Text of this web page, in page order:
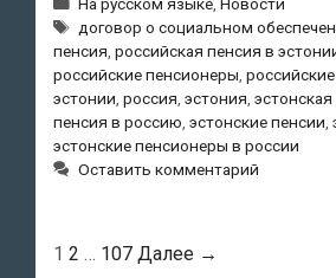
Эстонии
о
российских
пенсиях:
«По
договору
получить
Метки
договор о социальном
пенсия российская пенсия в
российские пенсионеры
эстонии россия эстония
пенсия в россию эстонские пенсии
эстонские пенсионеры в россии
Оставить комментарий
Навигация
1 2 … 107 Далее →